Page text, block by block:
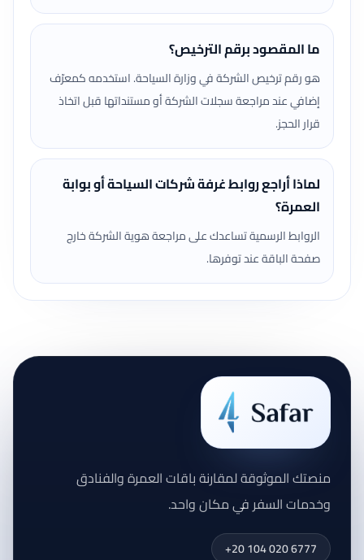
ما المقصود برقم الترخيص؟
هو رقم ترخيص الشركة في وزارة السياحة. استخدمه كمعرّف
إضافي عند مراجعة سجلات الشركة أو مستنداتها قبل اتخاذ
قرار الحجز.
لماذا أراجع روابط غرفة شركات السياحة أو بوابة
العمرة؟
الروابط الرسمية تساعدك على مراجعة هوية الشركة خارج
صفحة الباقة عند توفرها.
منصتك الموثوقة لمقارنة باقات العمرة والفنادق
وخدمات السفر في مكان واحد.
+20 104 020 6777